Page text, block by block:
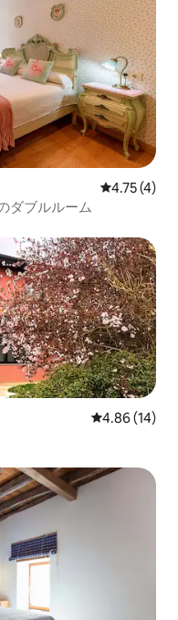
レビュー4
4.75 (4)
ダブルルーム
レビュー14
4.86 (14)